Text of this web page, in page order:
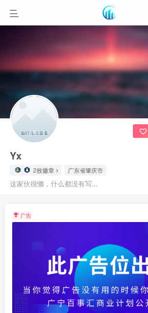
Yx
2枚徽章 广东省肇庆市
这家伙很懒，什么都没有写...
广告